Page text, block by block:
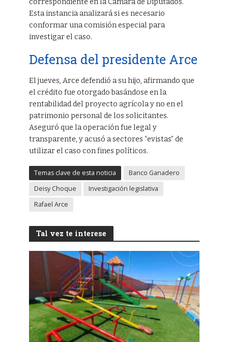
Esta instancia analizará si es necesario
conformar una comisión especial para
investigar el caso.
Defensa del presidente Arce
El jueves, Arce defendió a su hijo, afirmando que
el crédito fue otorgado basándose en la
rentabilidad del proyecto agrícola y no en el
patrimonio personal de los solicitantes.
Aseguró que la operación fue legal y
transparente, y acusó a sectores “evistas” de
utilizar el caso con fines políticos.
Temas clave de esta noticia
Banco Ganadero
Deisy Choque
Investigación legislativa
Rafael Arce
Tal vez te interese